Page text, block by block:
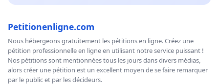
Petitionenligne.com
Nous hébergeons gratuitement les pétitions en ligne. Créez une
pétition professionnelle en ligne en utilisant notre service puissant !
Nos pétitions sont mentionnées tous les jours dans divers médias,
alors créer une pétition est un excellent moyen de se faire remarquer
par le public et par les décideurs.